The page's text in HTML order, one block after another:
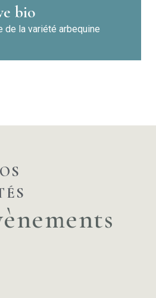
bio
de la variété arbequine